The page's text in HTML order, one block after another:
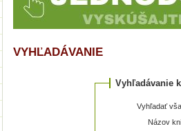
VYHĽADÁVANIE
Vyhľadávanie
Vyhľadať
Názov